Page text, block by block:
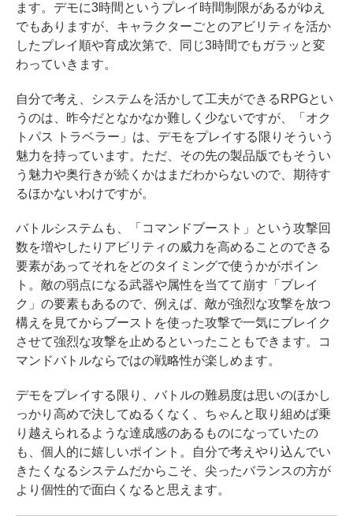
ます。デモに3時間というプレイ時間制限があるがゆえ
でもありますが、キャラクターごとのアビリティを活か
したプレイ順や育成次第で、同じ3時間でもガラッと変
わっていきます。
自分で考え、システムを活かして工夫ができるRPGとい
うのは、昨今だとなかなか難しく少ないですが、「オク
トパス トラベラー」は、デモをプレイする限りそういう
魅力を持っています。ただ、その先の製品版でもそうい
う魅力や奥行きが続くかはまだわからないので、期待す
るほかないわけですが。
バトルシステムも、「コマンドブースト」という攻撃回
数を増やしたりアビリティの威力を高めることのできる
要素があってそれをどのタイミングで使うかがポイン
ト。敵の弱点になる武器や属性を当てて崩す「ブレイ
ク」の要素もあるので、例えば、敵が強烈な攻撃を放つ
構えを見てからブーストを使った攻撃で一気にブレイク
させて強烈な攻撃を止めるといったこともできます。コ
マンドバトルならではの戦略性が楽しめます。
デモをプレイする限り、バトルの難易度は思いのほかし
っかり高めで決してぬるくなく、ちゃんと取り組めば乗
り越えられるような達成感のあるものになっていたの
も、個人的に嬉しいポイント。自分で考えやり込んでい
きたくなるシステムだからこそ、尖ったバランスの方が
より個性的で面白くなると思えます。